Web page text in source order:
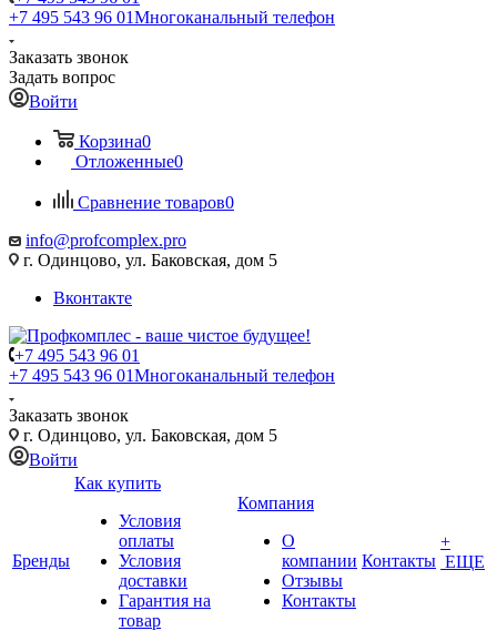
+7 495 543 96 01Многоканальный телефон
Заказать звонок
Задать вопрос
Войти
Корзина0
Отложенные0
Сравнение товаров0
info@profcomplex.pro
г. Одинцово, ул. Баковская, дом 5
Вконтакте
+7 495 543 96 01
+7 495 543 96 01Многоканальный телефон
Заказать звонок
г. Одинцово, ул. Баковская, дом 5
Войти
Бренды
Как купить
Условия
оплаты
Условия
доставки
Гарантия на
товар
Компания
О
компании
Отзывы
Контакты
Контакты
+
ЕЩЕ